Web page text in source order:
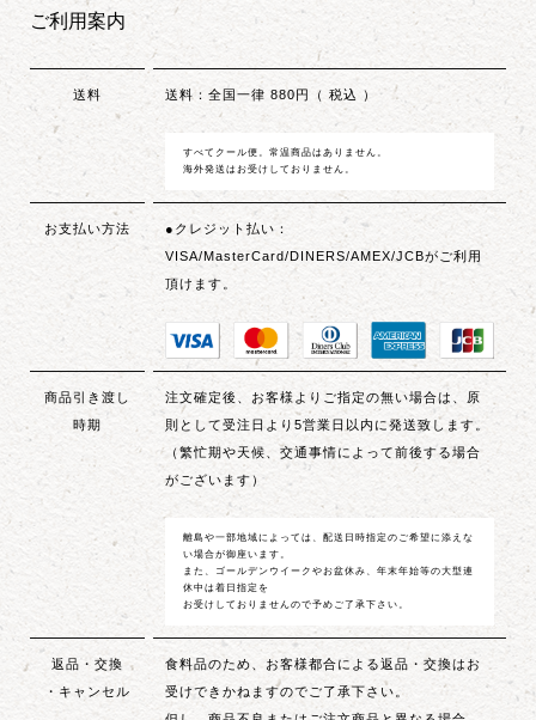
ご利用案内
送料 送料：全国一律 880円（ 税込 ）
すべてクール便。常温商品はありません。
海外発送はお受けしておりません。
お支払い方法
●クレジット払い：
VISA/MasterCard/DINERS/AMEX/JCBがご利用
頂けます。
商品引き渡し
時期
注文確定後、お客様よりご指定の無い場合は、原
則として受注日より5営業日以内に発送致します。
（繁忙期や天候、交通事情によって前後する場合
がございます）
離島や一部地域によっては、配送日時指定のご希望に添えな
い場合が御座います。
また、ゴールデンウイークやお盆休み、年末年始等の大型連
休中は着日指定を
お受けしておりませんので予めご了承下さい。
返品・交換
・キャンセル
食料品のため、お客様都合による返品・交換はお
受けできかねますのでご了承下さい。